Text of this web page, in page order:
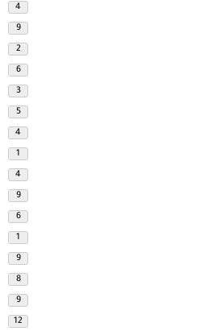
4
9
2
6
3
5
4
1
4
9
6
1
9
8
9
12